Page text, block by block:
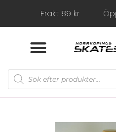
Frakt 89 kr